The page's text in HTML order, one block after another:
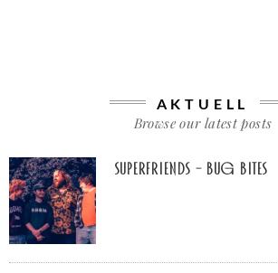
AKTUELL
Browse our latest posts
Superfriends – Bug Bites